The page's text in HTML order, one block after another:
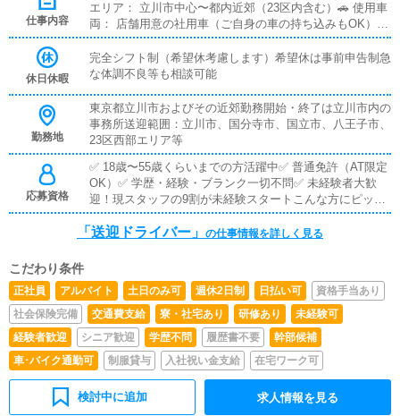
仕事内容
エリア： 立川市中心〜都内近郊（23区内含む）🚗 使用車
両： 店舗用意の社用車（ご自身の車の持ち込みもOK）お
おまかな1日の流れ：1. 出勤→車両点検・清掃2. キャスト
を指定場所へ送迎3. 待機時間は休憩OK（スマホ・読書自
由）4. 終了後、帰店して業務完了安心ポイント：・お客
し・送迎先はシンプルな指示でわかりやすい
休日休暇
完全シフト制（希望休考慮します）希望休は事前申告制急
な体調不良等も相談可能
勤務地
東京都立川市およびその近郊勤務開始・終了は立川市内の
事務所送迎範囲：立川市、国分寺市、国立市、八王子市、
23区西部エリア等
応募資格
✅ 18歳〜55歳くらいまでの方活躍中✅ 普通免許（AT限定
OK）✅ 学歴・経験・ブランク一切不問✅ 未経験者大歓
迎！現スタッフの9割が未経験スタートこんな方にピッタ
リ：運転が好き・得意な方運転歴が長い方シンプルな仕事
を探している方フリーター・Wワーク・転職検討中の方
「送迎ドライバー」 の仕事情報を詳しく見る
こだわり条件
正社員 アルバイト 土日のみ可 週休2日制 日払い可
資格手当あり
社会保険完備
交通費支給 寮・社宅あり 研修あり
未経験可
経験者歓迎
シニア歓迎 学歴不問 履歴書不要
幹部候補
車･バイク通勤可
制服貸与 入社祝い金支給 在宅ワーク可
検討中に追加 求人情報を見る